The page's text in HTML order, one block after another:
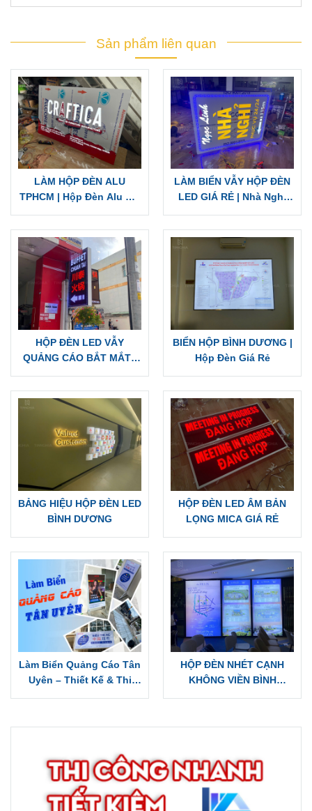
Sản phẩm liên quan
LÀM HỘP ĐÈN ALU
TPHCM | Hộp Đèn Alu Âm
Bản Cắt Lọng
LÀM BIỂN VẪY HỘP ĐÈN
LED GIÁ RẺ | Nhà Nghỉ
Ngọc Linh
HỘP ĐÈN LED VẪY
QUẢNG CÁO BẮT MẮT |
CHUAN TAI
BIỂN HỘP BÌNH DƯƠNG |
Hộp Đèn Giá Rẻ
BẢNG HIỆU HỘP ĐÈN LED
BÌNH DƯƠNG
HỘP ĐÈN LED ÂM BẢN
LỌNG MICA GIÁ RẺ
Làm Biển Quảng Cáo Tân
Uyên – Thiết Kế & Thi
HỘP ĐÈN NHÉT CẠNH
KHÔNG VIỀN BÌNH